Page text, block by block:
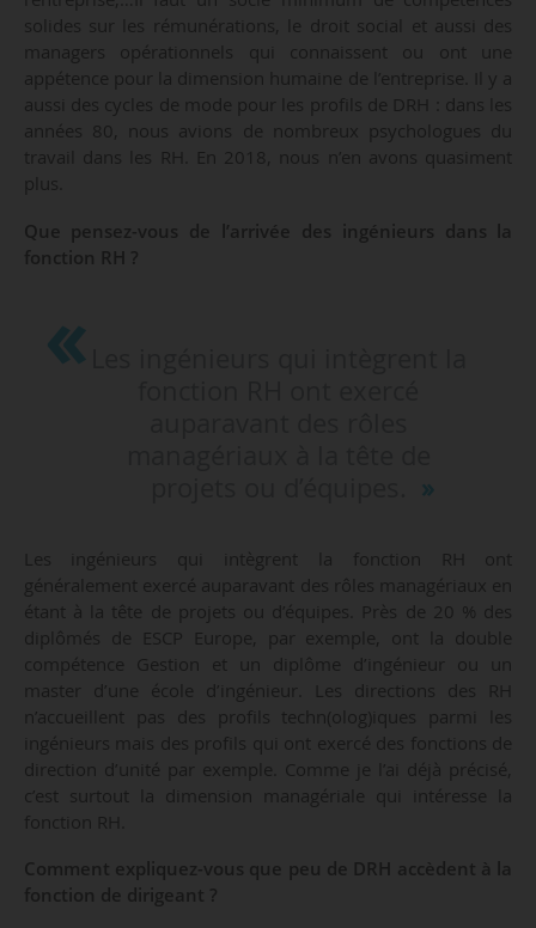
solides sur les rémunérations, le droit social et aussi des
managers opérationnels qui connaissent ou ont une
appétence pour la dimension humaine de l’entreprise. Il y a
aussi des cycles de mode pour les profils de DRH : dans les
années 80, nous avions de nombreux psychologues du
travail dans les RH. En 2018, nous n’en avons quasiment
plus.
Que pensez-vous de l’arrivée des ingénieurs dans la
fonction RH ?
Les ingénieurs qui intègrent la fonction RH ont
généralement exercé auparavant des rôles managériaux en
étant à la tête de projets ou d’équipes. Près de 20 % des
diplômés de ESCP Europe, par exemple, ont la double
compétence Gestion et un diplôme d’ingénieur ou un
master d’une école d’ingénieur. Les directions des RH
n’accueillent pas des profils techn(olog)iques parmi les
ingénieurs mais des profils qui ont exercé des fonctions de
direction d’unité par exemple. Comme je l’ai déjà précisé,
c’est surtout la dimension managériale qui intéresse la
fonction RH.
Comment expliquez-vous que peu de DRH accèdent à la
fonction de dirigeant ?